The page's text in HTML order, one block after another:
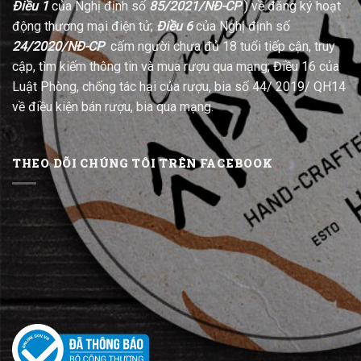
Điều 1của Nghị định số 85/2021/NĐ-CP) về đăng ký hoạt
động thương mại điện tử; Điều 6của Nghị định số
24/2020/NĐ-CPcấm người chưa đủ 18 tuổi tiếp cận, truy
cập, tìm kiếm thông tin và mua rượu qua mạng; Điều 16 của
Luật Phòng, chống tác hại của rượu, bia số 44/ 2019/ QH14
về điều kiện bán rượu, bia qua mạng.
THEO DÕI CHÚNG TÔI TRÊN FACEBOOK